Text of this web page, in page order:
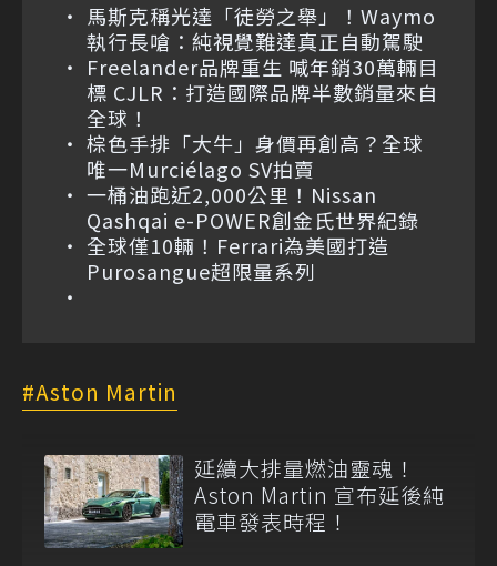
馬斯克稱光達「徒勞之舉」！Waymo
執行長嗆：純視覺難達真正自動駕駛
Freelander品牌重生 喊年銷30萬輛目
標 CJLR：打造國際品牌半數銷量來自
全球！
棕色手排「大牛」身價再創高？全球
唯一Murciélago SV拍賣
一桶油跑近2,000公里！Nissan
Qashqai e-POWER創金氏世界紀錄
全球僅10輛！Ferrari為美國打造
Purosangue超限量系列
Aston Martin
延續大排量燃油靈魂！
Aston Martin 宣布延後純
電車發表時程！